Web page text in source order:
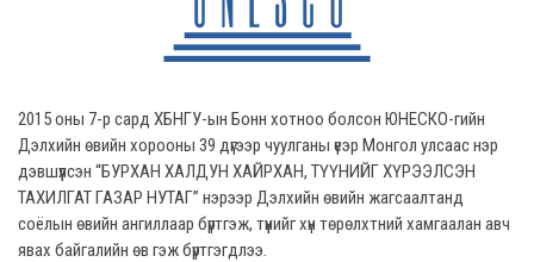
2015 оны 7-р сард ХБНГУ-ын Бонн хотноо болсон ЮНЕСКО-гийн
Дэлхийн өвийн хорооны 39 дүгээр чуулганы үеэр Монгол улсаас нэр
дэвшүүлсэн “БУРХАН ХАЛДУН ХАЙРХАН, ТҮҮНИЙГ ХҮРЭЭЛСЭН
ТАХИЛГАТ ГАЗАР НУТАГ” нэрээр Дэлхийн өвийн жагсаалтанд
соёлын өвийн ангиллаар бүртгэж, түүнийг хүн төрөлхтний хамгаалан авч
явах байгалийн өв гэж бүртгэгдлээ.